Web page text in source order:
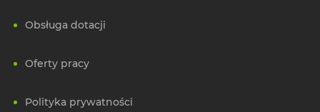
Obsługa dotacji
Oferty pracy
Polityka prywatności